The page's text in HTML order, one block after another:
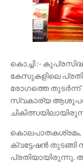
കൊച്ചി :-
കേസുകളിലെ
രോഗത്തെ തുടർന്ന്
സ്വകാര്യ
കൊലപാതകശ്രമം,
ക്വട്ടേഷൻ തുടങ്ങി
പ്രതിയായിരുന്നു.